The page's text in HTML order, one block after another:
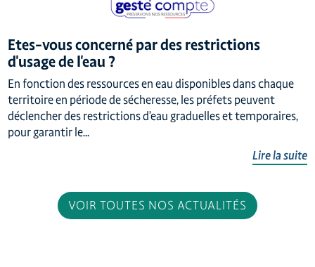
Etes-vous concerné par des restrictions
d'usage de l'eau ?
En fonction des ressources en eau disponibles dans chaque
territoire en période de sécheresse, les préfets peuvent
déclencher des restrictions d’eau graduelles et temporaires,
pour garantir le...
Lire la suite
VOIR TOUTES NOS ACTUALITÉS